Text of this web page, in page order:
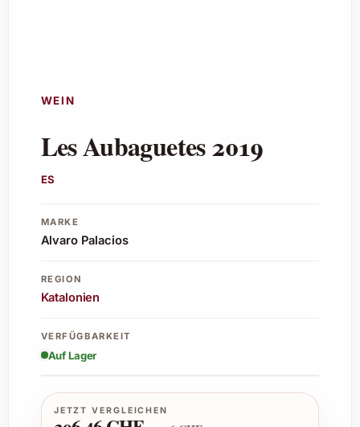
WEIN
Les Aubaguetes 2019
ES
MARKE
Alvaro Palacios
REGION
Katalonien
VERFÜGBARKEIT
Auf Lager
JETZT VERGLEICHEN